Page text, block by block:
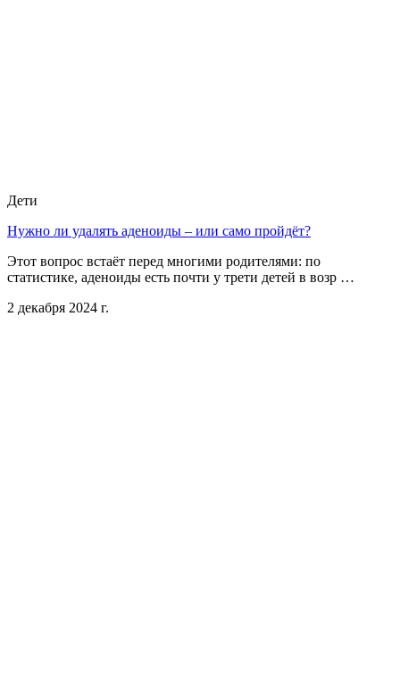
Дети
Нужно ли удалять аденоиды – или само пройдёт?
Этот вопрос встаёт перед многими родителями: по
статистике, аденоиды есть почти у трети детей в возр …
2 декабря 2024 г.